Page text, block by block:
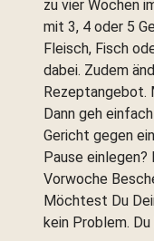
zu vier Wochen
mit 3, 4 oder 5
Fleisch, Fisch
dabei. Zudem
Rezeptangebot.
Dann geh
Gericht gegen
Pause
Vorwoche
Möchtest Du
kein Problem.